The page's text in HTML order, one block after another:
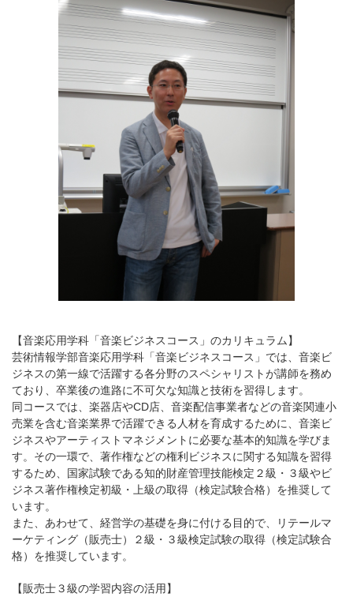
【音楽応用学科「音楽ビジネスコース」のカリキュラム】
芸術情報学部音楽応用学科「音楽ビジネスコース」では、音楽ビ
ジネスの第一線で活躍する各分野のスペシャリストが講師を務め
ており、卒業後の進路に不可欠な知識と技術を習得します。
同コースでは、楽器店やCD店、音楽配信事業者などの音楽関連小
売業を含む音楽業界で活躍できる人材を育成するために、音楽ビ
ジネスやアーティストマネジメントに必要な基本的知識を学びま
す。その一環で、著作権などの権利ビジネスに関する知識を習得
するため、国家試験である知的財産管理技能検定２級・３級やビ
ジネス著作権検定初級・上級の取得（検定試験合格）を推奨して
います。
また、あわせて、経営学の基礎を身に付ける目的で、リテールマ
ーケティング（販売士）２級・３級検定試験の取得（検定試験合
格）を推奨しています。
【販売士３級の学習内容の活用】